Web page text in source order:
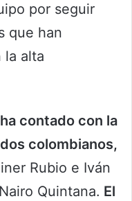
por seguir
que han
la alta
contado con la
colombianos,
Rubio e Iván
Quintana. El